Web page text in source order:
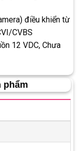
điều khiển từ
CVBS
12 VDC, Chưa
phẩm